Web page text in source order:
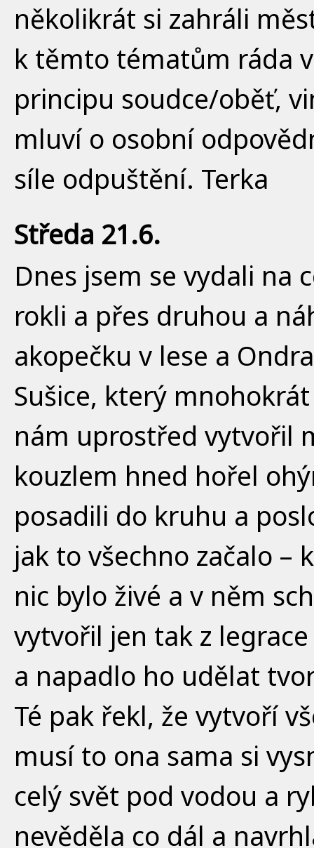
několikrát si zahráli
k těmto tématům ráda
principu soudce/oběť,
mluví o osobní
síle odpuštění. Terka
Středa 21.6.
Dnes jsem se vydali na
rokli a přes druhou a
akopečku v lese a
Sušice, který
nám uprostřed vytvořil
kouzlem hned hořel
posadili do kruhu a
jak to všechno začalo –
nic bylo živé a v něm
vytvořil jen tak z
a napadlo ho udělat
Té pak řekl, že vytvoří
musí to ona sama si
celý svět pod vodou a
nevěděla co dál a